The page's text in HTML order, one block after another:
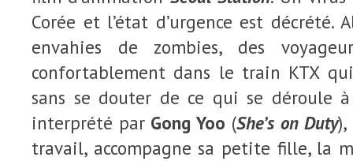
Corée et l’état d’urgence est décrété.
envahies de zombies, des
confortablement dans le train KTX
sans se douter de ce qui se déroule à
interprété par Gong Yoo (She’s on Duty),
travail, accompagne sa petite fille, la